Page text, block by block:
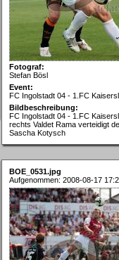
Fotograf:
Stefan Bösl
Event:
FC Ingolstadt 04 - 1.FC
Bildbeschreibung:
FC Ingolstadt 04 - 1.FC
rechts Valdet Rama verteidigt
Sascha Kotysch
BOE_0531.jpg
Aufgenommen: 2008-08-17